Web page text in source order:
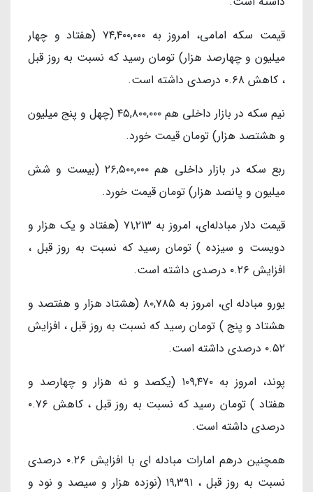
قیمت سکه امامی، امروز به ۷۴,۴۰۰,۰۰۰ (هفتاد و چهار
میلیون و چهارصد هزار) تومان رسید که نسبت به روز قبل
، کاهش ۰.۶۸ درصدی داشته است.
نیم سکه در بازار داخلی هم ۴۵,۸۰۰,۰۰۰ (چهل و پنج میلیون
و هشتصد هزار) تومان قیمت خورد.
ربع سکه در بازار داخلی هم ۲۶,۵۰۰,۰۰۰ (بیست و شش
میلیون و پانصد هزار) تومان قیمت خورد.
قیمت دلار مبادله‌ای، امروز به ۷۱,۲۱۳ (هفتاد و یک هزار و
دویست و سیزده ) تومان رسید که نسبت به روز قبل ،
افزایش ۰.۲۶ درصدی داشته است.
یورو مبادله ای، امروز به ۸۰,۷۸۵ (هشتاد هزار و هفتصد و
هشتاد و پنج ) تومان رسید که نسبت به روز قبل ، افزایش
۰.۵۲ درصدی داشته است.
پوند، امروز به ۱۰۹,۴۷۰ (یکصد و نه هزار و چهارصد و
هفتاد ) تومان رسید که نسبت به روز قبل ، کاهش ۰.۷۶
درصدی داشته است.
همچنین درهم امارات مبادله ای با افزایش ۰.۲۶ درصدی
نسبت به روز قبل ، ۱۹,۳۹۱ (نوزده هزار و سیصد و نود و